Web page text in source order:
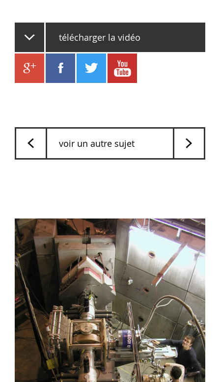
télécharger la vidéo
voir un autre sujet